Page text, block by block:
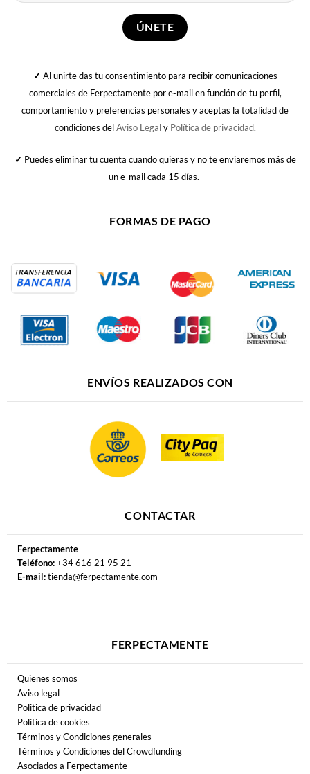
✓ Al unirte das tu consentimiento para recibir comunicaciones
comerciales de Ferpectamente por e-mail en función de tu perfil,
comportamiento y preferencias personales y aceptas la totalidad de
condiciones delAviso Legaly Política de privacidad.
✓ Puedes eliminar tu cuenta cuando quieras y no te enviaremos más de
un e-mail cada 15 días.
FORMAS DE PAGO
ENVÍOS REALIZADOS CON
CONTACTAR
Ferpectamente
Teléfono:+34 616 21 95 21
E-mail:tienda@ferpectamente.com
FERPECTAMENTE
Quienes somos
Aviso legal
Politica de privacidad
Politica de cookies
Términos y Condiciones generales
Términos y Condiciones del Crowdfunding
Asociados a Ferpectamente